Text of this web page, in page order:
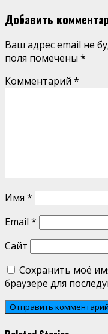
Добавить
Ваш адрес email не
поля помечены *
Комментарий *
Имя *
Email *
Сайт
Сохранить моё
браузере для